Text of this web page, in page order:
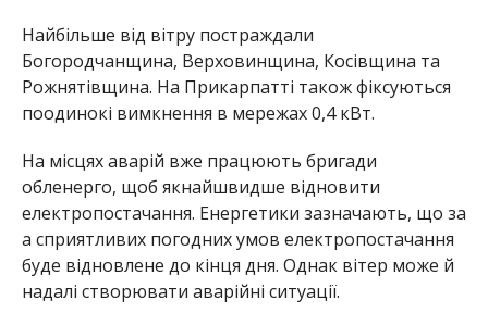
Найбільше від вітру постраждали
Богородчанщина, Верховинщина, Косівщина та
Рожнятівщина. На Прикарпатті також фіксуються
поодинокі вимкнення в мережах 0,4 кВт.
На місцях аварій вже працюють бригади
обленерго, щоб якнайшвидше відновити
електропостачання. Енергетики зазначають, що за
а сприятливих погодних умов електропостачання
буде відновлене до кінця дня. Однак вітер може й
надалі створювати аварійні ситуації.